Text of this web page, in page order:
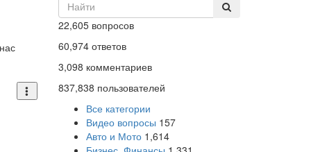
22,605вопросов
60,974ответов
3,098 комментариев
837,838 пользователей
Все категории
Видео вопросы 157
Авто и Мото 1,614